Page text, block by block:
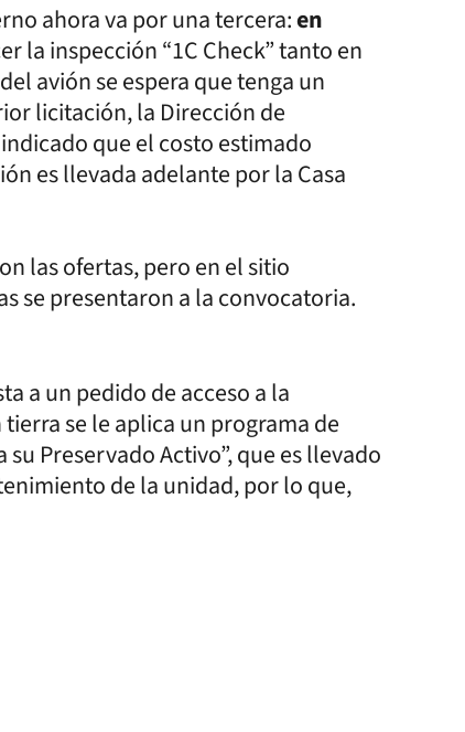
ahora va por una tercera:en
la inspección “1C Check” tanto en
avión se espera que tenga un
licitación, la Dirección de
que el costo estimado
es llevada adelante por la Casa
las ofertas, pero en el sitio
se presentaron a la convocatoria.
a un pedido de acceso a la
se le aplica un programa de
Preservado Activo”, que es llevado
de la unidad, por lo que,